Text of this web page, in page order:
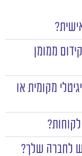
ממומן
מקומית או
לחברה שלך?